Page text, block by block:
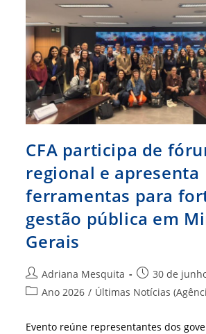
Pacto
Pelo
Brasil
CFA participa de
regional e apresenta
ferramentas para
gestão pública em
Gerais
Autor
do
Adriana Mesquita
Post
publicado:
30 de
Categoria
post:
Ano 2026 / Últimas Notícias
Evento reúne representantes dos